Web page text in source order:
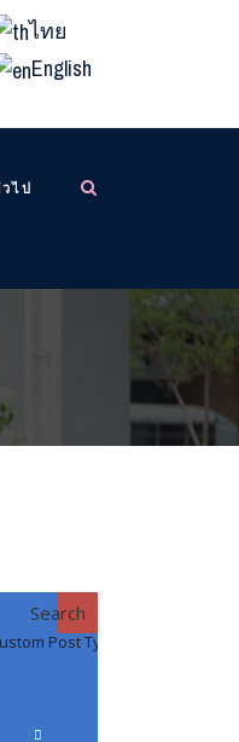
ไทย
English
ไป
Search
Post Type